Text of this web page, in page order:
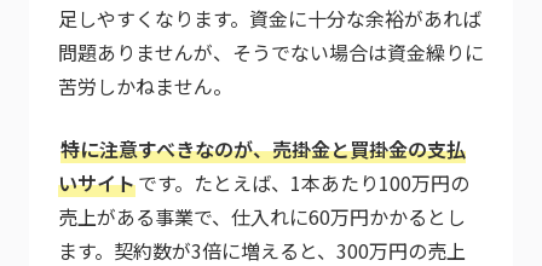
足しやすくなります。資金に十分な余裕があれば
問題ありませんが、そうでない場合は資金繰りに
苦労しかねません。
特に注意すべきなのが、売掛金と買掛金の支払
いサイトです。たとえば、1本あたり100万円の
売上がある事業で、仕入れに60万円かかるとし
ます。契約数が3倍に増えると、300万円の売上